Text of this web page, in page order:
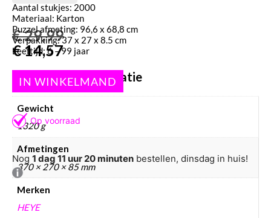
Aantal stukjes: 2000
Materiaal: Karton
Puzzel afmeting: 96,6 x 68,8 cm
Verpakking: 37 x 27 x 8.5 cm
Leeftijd: 6 – 99 jaar
Aanvullende informatie
Gewicht
1320 g
Afmetingen
370 × 270 × 85 mm
Merken
HEYE
€29,99
€14,57
Nog 1 dag 11 uur 20 minuten bestellen, dinsdag in huis!